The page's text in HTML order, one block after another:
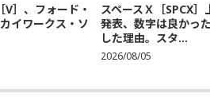
V］、フォード・
イワークス・ソ
スペースＸ［SPCX
発表、数字は良かっ
した理由。スタ...
2026/08/05